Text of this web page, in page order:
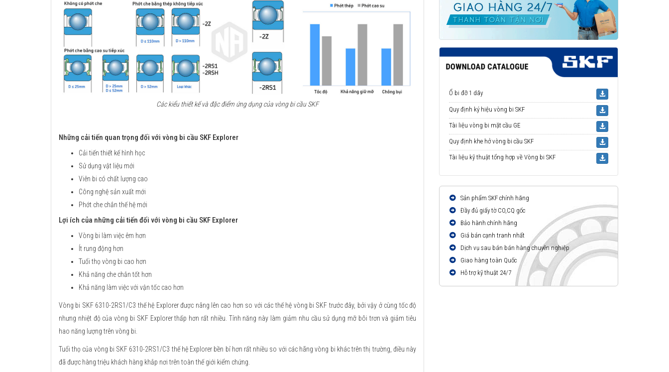
Các kiểu thiết kế và đặc điểm ứng dụng của vòng bi cầu SKF
Những cải tiến quan trọng đối với vòng bi cầu SKF Explorer
Cải tiến thiết kế hình học
Sử dụng vật liệu mới
Viên bi có chất lượng cao
Công nghệ sản xuất mới
Phớt che chắn thế hệ mới
Lợi ích của những cải tiến đối với vòng bi cầu SKF Explorer
Vòng bi làm việc êm hơn
Ít rung động hơn
Tuổi thọ vòng bi cao hơn
Khả năng che chắn tốt hơn
Khả năng làm việc với vận tốc cao hơn
Vòng bi SKF 6310-2RS1/C3 thế hệ Explorer được nâng lên cao hơn so với các thế hệ vòng bi SKF trước đây, bởi vậy ở cùng tốc độ
nhưng nhiệt độ của vòng bi SKF Explorer thấp hơn rất nhiều. Tính năng này làm giảm nhu cầu sử dụng mỡ bôi trơn và giảm tiêu
hao năng lượng trên vòng bi.
Tuổi thọ của vòng bi SKF 6310-2RS1/C3 thế hệ Explorer bền bỉ hơn rất nhiều so với các hãng vòng bi khác trên thị trường, điều này
đã được hàng triệu khách hàng khắp nơi trên toàn thế giới kiểm chứng.
Ổ bi đỡ 1 dãy
Quy định ký hiệu vòng bi SKF
Tài liệu vòng bi mặt cầu GE
Quy định khe hở vòng bi cầu SKF
Tài liệu kỹ thuật tổng hợp về Vòng bi SKF
Sản phẩm SKF chính hãng
Đầy đủ giấy tờ CO,CQ gốc
Bảo hành chính hãng
Giá bán cạnh tranh nhất
Dịch vụ sau bán bán hàng chuyên nghiệp
Giao hàng toàn Quốc
Hỗ trợ kỹ thuật 24/7